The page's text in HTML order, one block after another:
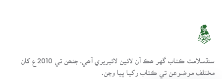
سنڌسلامت ڪتاب گهر ھڪ آن لائين لائبريري آھي، جنھن تي 2010ع کان
مختلف موضوعن تي ڪتاب رکيا پيا وڃن.